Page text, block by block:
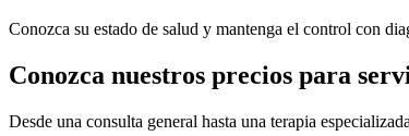
Conozca su estado de salud y mantenga el control con
Conozca nuestros precios para
Desde una consulta general hasta una terapia